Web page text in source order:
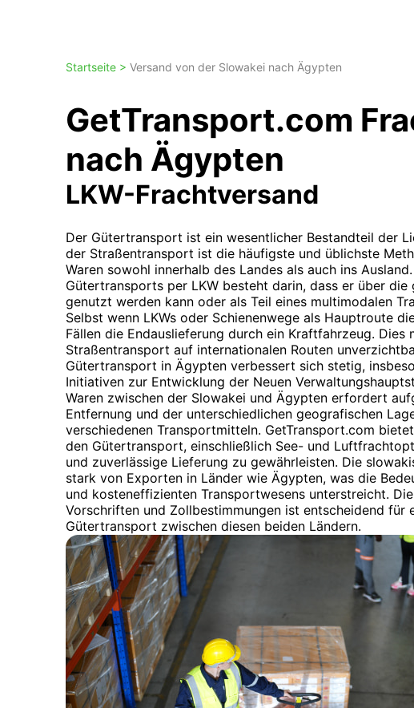
Startseite > Versand von der Slowakei nach Ägypten
GetTransport.com
nach Ägypten
LKW-Frachtversand
Der Gütertransport ist ein wesentlicher Bestandteil der
der Straßentransport ist die häufigste und üblichste
Waren sowohl innerhalb des Landes als auch ins
Gütertransports per LKW besteht darin, dass er über die
genutzt werden kann oder als Teil eines multimodalen
Selbst wenn LKWs oder Schienenwege als Hauptroute
Fällen die Endauslieferung durch ein Kraftfahrzeug. Dies
Straßentransport auf internationalen Routen
Gütertransport in Ägypten verbessert sich stetig,
Initiativen zur Entwicklung der Neuen
Waren zwischen der Slowakei und Ägypten erfordert
Entfernung und der unterschiedlichen geografischen
verschiedenen Transportmitteln. GetTransport.com
den Gütertransport, einschließlich See- und
und zuverlässige Lieferung zu gewährleisten. Die
stark von Exporten in Länder wie Ägypten, was die
und kosteneffizienten Transportwesens unterstreicht.
Vorschriften und Zollbestimmungen ist entscheidend für
Gütertransport zwischen diesen beiden Ländern.